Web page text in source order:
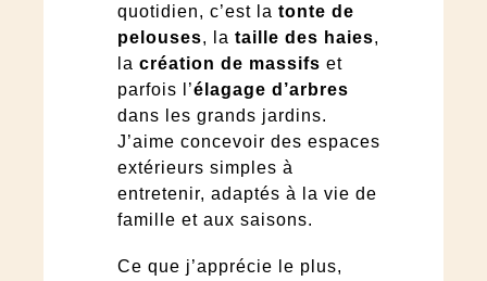
quotidien, c’est la tonte de
pelouses, la taille des haies,
la création de massifs et
parfois l’élagage d’arbres
dans les grands jardins.
J’aime concevoir des espaces
extérieurs simples à
entretenir, adaptés à la vie de
famille et aux saisons.
Ce que j’apprécie le plus,